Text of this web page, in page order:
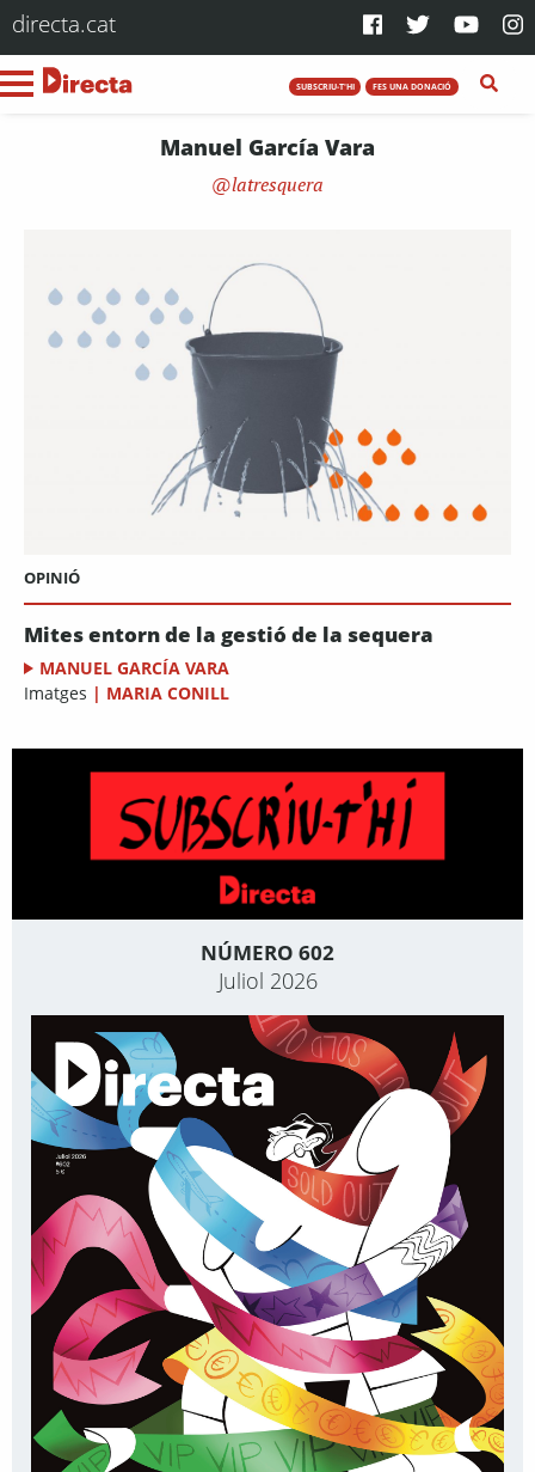
directa.cat
SUBSCRIU-T'HI FES UNA DONACIÓ
Manuel García Vara
latresquera
OPINIÓ
Mites entorn de la gestió de la sequera
MANUEL GARCÍA VARA
Imatges | MARIA CONILL
NÚMERO 602
Juliol 2026